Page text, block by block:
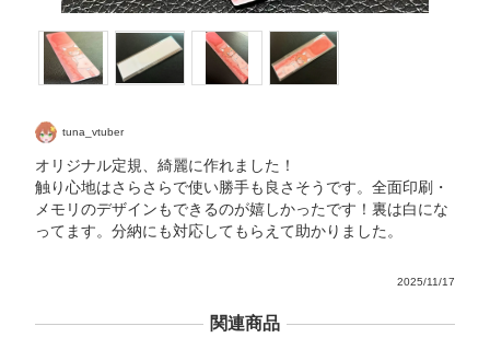
tuna_vtuber
オリジナル定規、綺麗に作れました！
触り心地はさらさらで使い勝手も良さそうです。全面印刷・
メモリのデザインもできるのが嬉しかったです！裏は白にな
ってます。分納にも対応してもらえて助かりました。
2025/11/17
関連商品